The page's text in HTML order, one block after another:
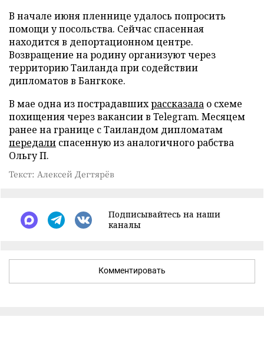
В начале июня пленнице удалось попросить
помощи у посольства. Сейчас спасенная
находится в депортационном центре.
Возвращение на родину организуют через
территорию Таиланда при содействии
дипломатов в Бангкоке.
В мае одна из пострадавшихрассказала о схеме
похищения через вакансии в Telegram. Месяцем
ранее на границе с Таиландом дипломатам
передали спасенную из аналогичного рабства
Ольгу П.
Текст: Алексей Дегтярёв
Подписывайтесь на наши
каналы
Комментировать